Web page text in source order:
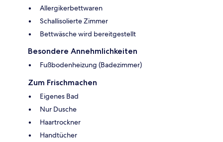
Allergikerbettwaren
Schallisolierte Zimmer
Bettwäsche wird bereitgestellt
Besondere Annehmlichkeiten
Fußbodenheizung (Badezimmer)
Zum Frischmachen
Eigenes Bad
Nur Dusche
Haartrockner
Handtücher